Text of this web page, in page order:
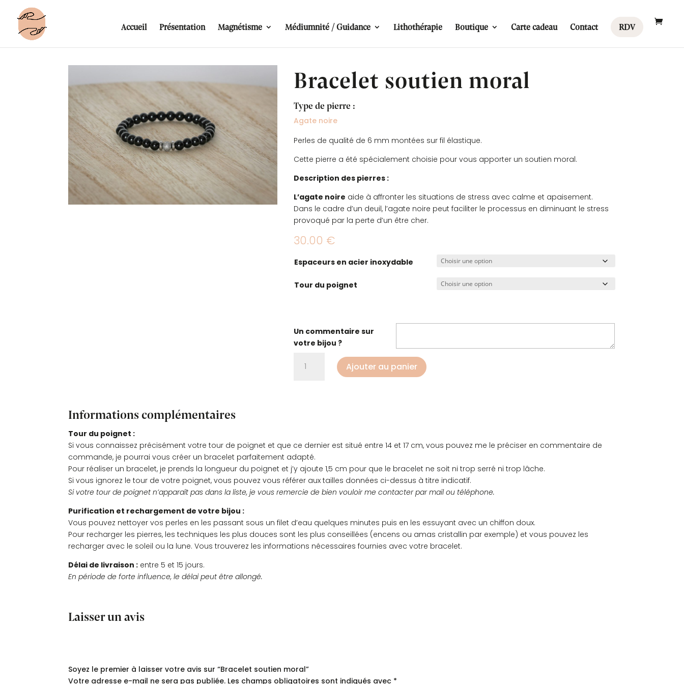
Accueil Présentation Magnétisme Médiumnité / Guidance Lithothérapie Boutique Carte cadeau Contact RDV
Bracelet soutien moral
Type de pierre :
Agate noire
Perles de qualité de 6 mm montées sur fil élastique.
Cette pierre a été spécialement choisie pour vous apporter un soutien moral.
Description des pierres :
L’agate noire aide à affronter les situations de stress avec calme et apaisement.
Dans le cadre d’un deuil, l’agate noire peut faciliter le processus en diminuant le stress
provoqué par la perte d’un être cher.
30.00 €
Espaceurs en acier inoxydable
Tour du poignet
Un commentaire sur
votre bijou ?
Ajouter au panier
Informations complémentaires
Tour du poignet :
Si vous connaissez précisément votre tour de poignet et que ce dernier est situé entre 14 et 17 cm, vous pouvez me le préciser en commentaire de
commande, je pourrai vous créer un bracelet parfaitement adapté.
Pour réaliser un bracelet, je prends la longueur du poignet et j’y ajoute 1,5 cm pour que le bracelet ne soit ni trop serré ni trop lâche.
Si vous ignorez le tour de votre poignet, vous pouvez vous référer aux tailles données ci-dessus à titre indicatif.
Si votre tour de poignet n’apparaît pas dans la liste, je vous remercie de bien vouloir me contacter par mail ou téléphone.
Purification et rechargement de votre bijou :
Vous pouvez nettoyer vos perles en les passant sous un filet d’eau quelques minutes puis en les essuyant avec un chiffon doux.
Pour recharger les pierres, les techniques les plus douces sont les plus conseillées (encens ou amas cristallin par exemple) et vous pouvez les
recharger avec le soleil ou la lune. Vous trouverez les informations nécessaires fournies avec votre bracelet.
Délai de livraison : entre 5 et 15 jours.
En période de forte influence, le délai peut être allongé.
Laisser un avis
Soyez le premier à laisser votre avis sur “Bracelet soutien moral”
Votre adresse e-mail ne sera pas publiée. Les champs obligatoires sont indiqués avec *